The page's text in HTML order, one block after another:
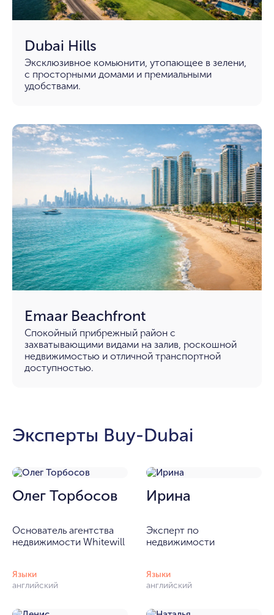
Dubai Hills
Эксклюзивное комьюнити, утопающее в зелени,
с просторными домами и премиальными
удобствами.
Emaar Beachfront
Спокойный прибрежный район с
захватывающими видами на залив, роскошной
недвижимостью и отличной транспортной
доступностью.
Эксперты Buy-Dubai
Олег Торбосов
Основатель агентства
недвижимости Whitewill
Языки
английский
Ирина
Эксперт по
недвижимости
Языки
английский